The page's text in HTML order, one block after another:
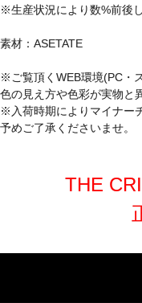
※生産状況により数%前後し
素材：ASETATE
※ご覧頂くWEB環境(PC・
色の見え方や色彩が実物と
※入荷時期によりマイナー
予めご了承くださいませ。
THE